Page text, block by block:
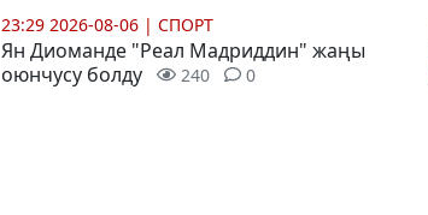
23:29 2026-08-06 | СПОРТ
Ян Диоманде "Реал Мадриддин" жаңы
оюнчусу болду
240 0